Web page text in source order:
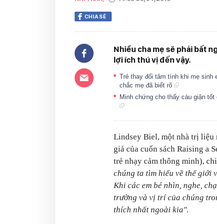
CHIA SẺ
Nhiều cha mẹ sẽ phải bất
lợi ích thú vị đến vậy.
Trẻ thay đổi tâm tính khi mẹ sinh
chắc mẹ đã biết rõ
Minh chứng cho thấy cáu giận
Lindsey Biel, một nhà trị liệu
giả của cuốn sách Raising a
trẻ nhạy cảm thông minh),
chúng ta tìm hiểu về thế giới
Khi các em bé nhìn, nghe,
trường và vị trí của chúng
thích nhất ngoài kia".